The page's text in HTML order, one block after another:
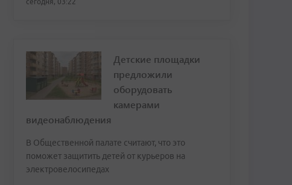
Детские площадки
предложили
оборудовать
камерами
видеонаблюдения
В Общественной палате считают, что это
поможет защитить детей от курьеров на
электровелосипедах